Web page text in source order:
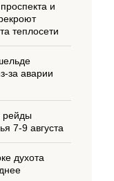
и
теплосети
за аварии
рейды
7-9 августа
духота